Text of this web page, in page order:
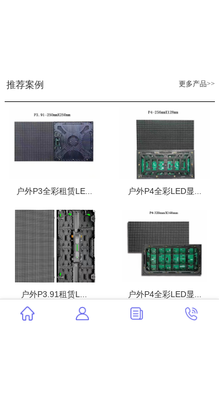
更多产品>>
推荐案例
户外P3全彩租赁LE... 户外P4全彩LED显...
户外P3.91租赁L... 户外P4全彩LED显...